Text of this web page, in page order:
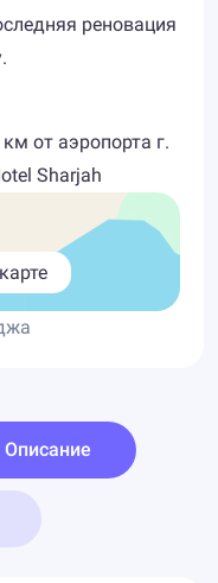
реновация
от аэропорта г.
Sharjah
Описание